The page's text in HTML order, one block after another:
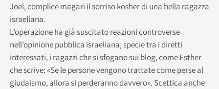
Joel, complice magari il sorriso kosher di una bella ragazza
israeliana.
L’operazione ha già suscitato reazioni controverse
nell’opinione pubblica israeliana, specie tra i diretti
interessati, i ragazzi che si sfogano sui blog, come Esther
che scrive: «Se le persone vengono trattate come perse al
giudaismo, allora si perderanno davvero». Scettica anche